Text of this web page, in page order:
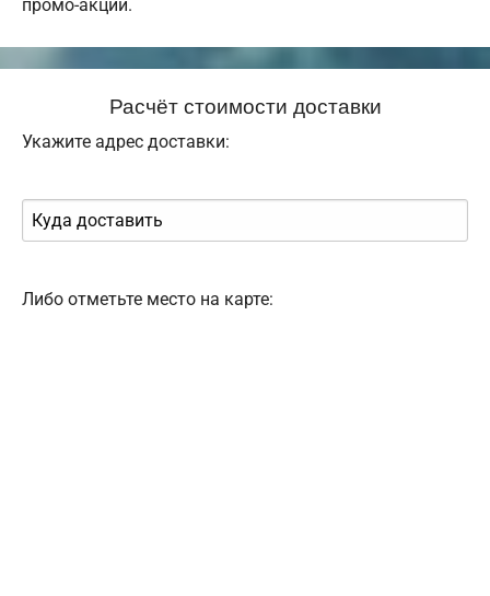
промо-акции.
Расчёт стоимости доставки
Укажите адрес доставки:
Либо отметьте место на карте: